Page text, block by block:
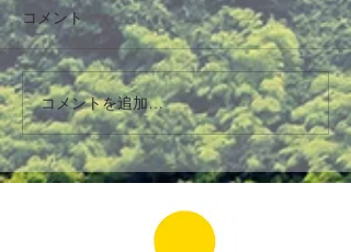
コメント
コメントを追加…